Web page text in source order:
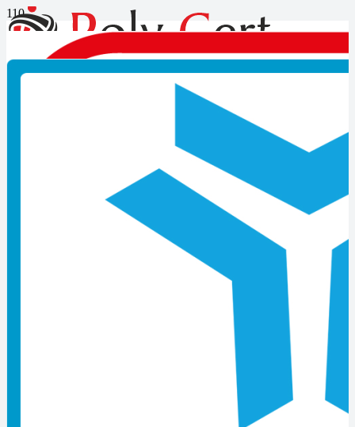
Myk Seviye 5 Nedir
Son Yazılar
Mesleki Yeterlilik Belgesi Nedir?
İzmir MYK Belgesi Başvurusu Nasıl Yapılır?
Kocaeli MYK Belgesi Başvurusu Nasıl Yapılır?
MYK Belgesi Zorunlu Meslekler Listesi
MYK Belgesi Nasıl Alınır? Güncel Başvuru Rehberi
Ustalık Belgesi Almadan Dükkan Açılabilir mi
MYK Belgesi Almayan İşletmelere Yaptırım
Çıraklık Okulunda Belge Sınavı Tarihleri
Ustalık Belgesi ile Taşeronluk Yapılır mı
MYK Belgesi Olmayan Çalışanların İş Kazasındaki Durumu
Çıraklık Belgesi ile Hangi İşlerde Çalışılır?